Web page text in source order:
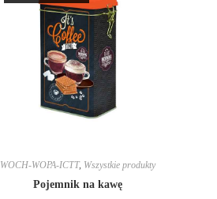
WOCH-WOPA-ICTT, Wszystkie produkty
Pojemnik na kawę